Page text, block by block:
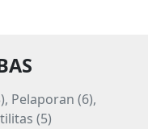
Pelaporan (6),
(5)